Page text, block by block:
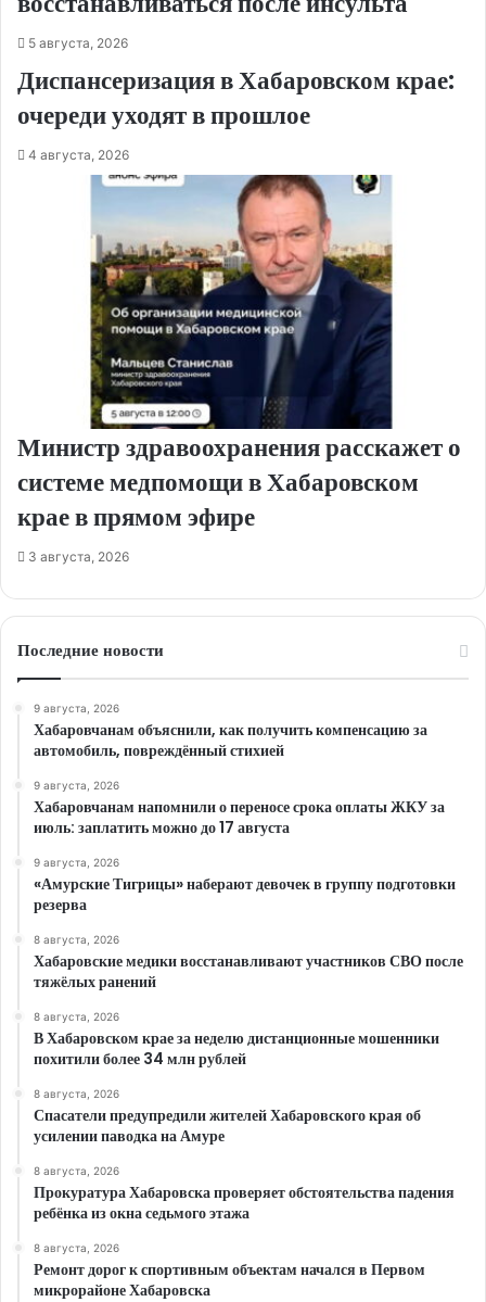
5 августа, 2026
Диспансеризация в Хабаровском крае:
очереди уходят в прошлое
4 августа, 2026
Министр здравоохранения расскажет о
системе медпомощи в Хабаровском
крае в прямом эфире
3 августа, 2026
Последние новости
9 августа, 2026
Хабаровчанам объяснили, как получить компенсацию за
автомобиль, повреждённый стихией
9 августа, 2026
Хабаровчанам напомнили о переносе срока оплаты ЖКУ за
июль: заплатить можно до 17 августа
9 августа, 2026
«Амурские Тигрицы» наберают девочек в группу подготовки
резерва
8 августа, 2026
Хабаровские медики восстанавливают участников СВО после
тяжёлых ранений
8 августа, 2026
В Хабаровском крае за неделю дистанционные мошенники
похитили более 34 млн рублей
8 августа, 2026
Спасатели предупредили жителей Хабаровского края об
усилении паводка на Амуре
8 августа, 2026
Прокуратура Хабаровска проверяет обстоятельства падения
ребёнка из окна седьмого этажа
8 августа, 2026
Ремонт дорог к спортивным объектам начался в Первом
микрорайоне Хабаровска